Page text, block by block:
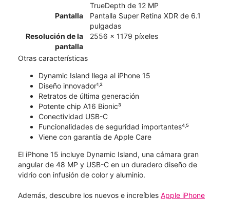
TrueDepth de 12 MP
Pantalla
Pantalla Super Retina XDR de 6.1
pulgadas
Resolución de la
pantalla
2556 x 1179 píxeles
Otras características
Dynamic Island llega al iPhone 15
Diseño innovador¹˒²
Retratos de última generación
Potente chip A16 Bionic³
Conectividad USB-C
Funcionalidades de seguridad importantes⁴˒⁵
Viene con garantía de Apple Care
El iPhone 15 incluye Dynamic Island, una cámara gran
angular de 48 MP y USB-C en un duradero diseño de
vidrio con infusión de color y aluminio.
Además, descubre los nuevos e increíbles Apple iPhone